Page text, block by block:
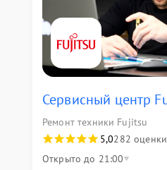
Сервисный центр
Ремонт техники Fujitsu
5,0282 оценки
Открыто до 21:00